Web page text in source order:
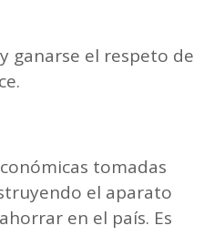
ganarse el respeto de
tomadas
el aparato
en el país. Es